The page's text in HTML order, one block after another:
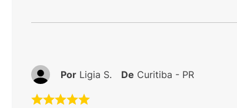
Por Ligia S. De Curitiba - PR